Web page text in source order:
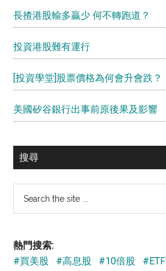
長揸港股輸多贏少 何不轉跑道？
投資港股難有運行
[投資學堂]股票價格為何會升會跌？
美國矽谷銀行出事前原後果及影響
搜尋
...
熱門搜索:
#買美股
#高息股 #10倍股 #ETF